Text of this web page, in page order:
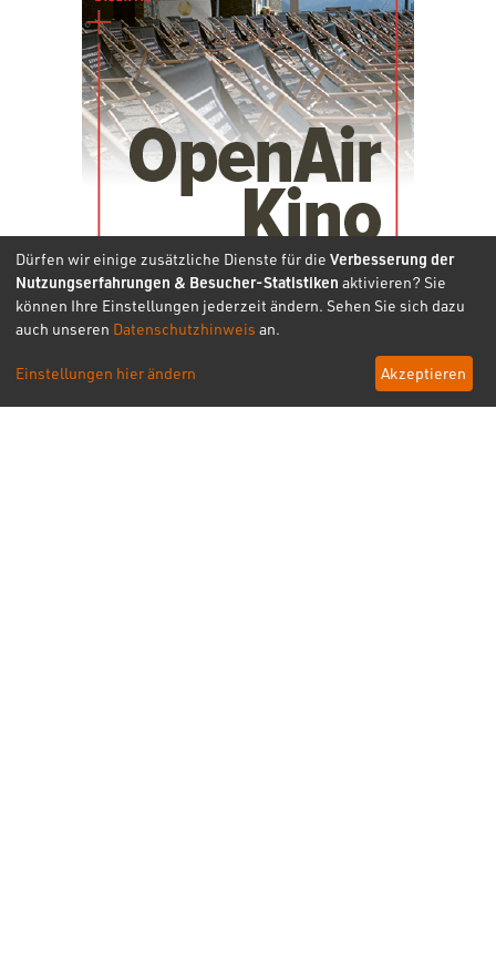
Dürfen wir einige zusätzliche Dienste für die Verbesserung der
Nutzungserfahrungen & Besucher-Statistiken aktivieren? Sie
können Ihre Einstellungen jederzeit ändern. Sehen Sie sich dazu
auch unseren Datenschutzhinweis an.
Einstellungen hier ändern Akzeptieren